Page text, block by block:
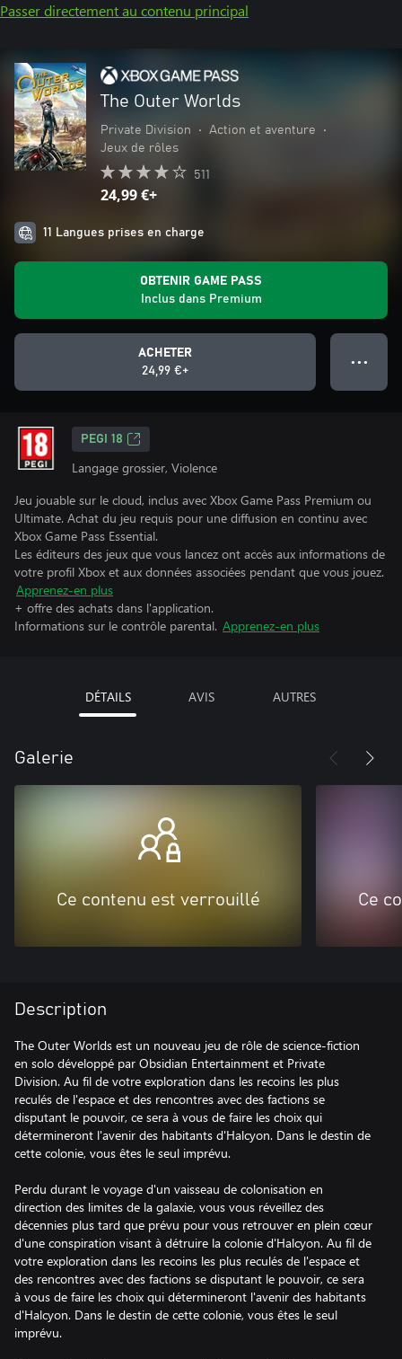
Passer directement au contenu principal
The Outer Worlds
Private Division • Action et aventure
•
Jeux de rôles
511
24,99 €+
11 Langues prises en charge
OBTENIR GAME PASS
Inclus dans Premium
ACHETER
24,99 €+
● ● ●
PEGI 18
Langage grossier, Violence
Jeu jouable sur le cloud, inclus avec Xbox Game Pass Premium ou
Ultimate. Achat du jeu requis pour une diffusion en continu avec
Xbox Game Pass Essential.
Les éditeurs des jeux que vous lancez ont accès aux informations de
votre profil Xbox et aux données associées pendant que vous jouez.
Apprenez-en plus
+ offre des achats dans l'application.
Informations sur le contrôle parental. Apprenez-en plus
DÉTAILS AVIS AUTRES
Galerie
Ce contenu est verrouillé Ce
Description
The Outer Worlds est un nouveau jeu de rôle de science-fiction
en solo développé par Obsidian Entertainment et Private
Division. Au fil de votre exploration dans les recoins les plus
reculés de l'espace et des rencontres avec des factions se
disputant le pouvoir, ce sera à vous de faire les choix qui
détermineront l'avenir des habitants d'Halcyon. Dans le destin de
cette colonie, vous êtes le seul imprévu.
Perdu durant le voyage d'un vaisseau de colonisation en
direction des limites de la galaxie, vous vous réveillez des
décennies plus tard que prévu pour vous retrouver en plein cœur
d'une conspiration visant à détruire la colonie d'Halcyon. Au fil de
votre exploration dans les recoins les plus reculés de l'espace et
des rencontres avec des factions se disputant le pouvoir, ce sera
à vous de faire les choix qui détermineront l'avenir des habitants
d'Halcyon. Dans le destin de cette colonie, vous êtes le seul
imprévu.